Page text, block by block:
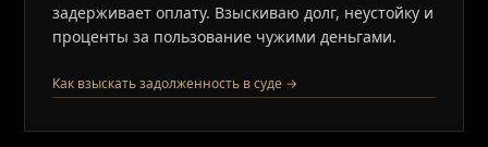
задерживает оплату. Взыскиваю долг, неустойку и
проценты за пользование чужими деньгами.
Как взыскать задолженность в суде →